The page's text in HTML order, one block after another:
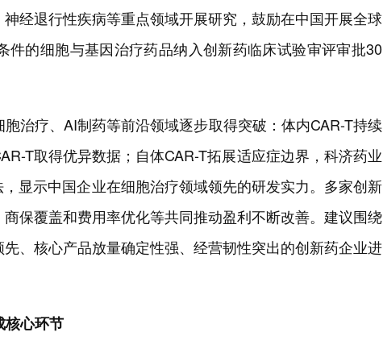
经退行性疾病等重点领域开展研究，鼓励在中国开展全球
件的细胞与基因治疗药品纳入创新药临床试验审评审批30
治疗、AI制药等前沿领域逐步取得突破：体内CAR-T持续
T取得优异数据；自体CAR-T拓展适应症边界，科济药业
显示中国企业在细胞治疗领域领先的研发实力。多家创新
保覆盖和费用率优化等共同推动盈利不断改善。建议围绕
、核心产品放量确定性强、经营韧性突出的创新药企业进
核心环节